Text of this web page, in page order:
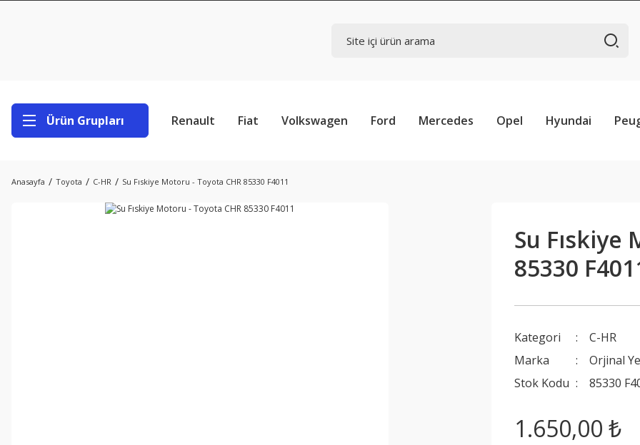
Ürün Grupları Renault Fiat Volkswagen Ford Mercedes Opel Hyundai
Anasayfa Toyota C-HR Su Fıskiye Motoru - Toyota CHR 85330 F4011
Su Fıskiye
85330
Kategori
C-HR
Marka
Orjinal
Stok Kodu
85330
1.650,00 ₺